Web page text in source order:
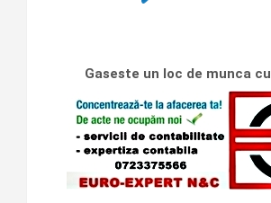
Gaseste un loc de munca cu